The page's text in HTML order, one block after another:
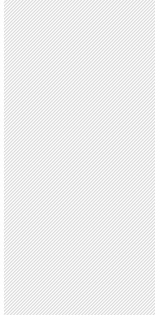
村上千恵（ケニア在
住）プロフィール
2011-01-05 2018-12-